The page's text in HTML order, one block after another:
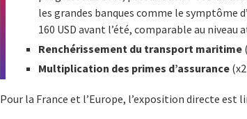
les grandes banques comme le symptôme
160 USD avant l’été, comparable au
Renchérissement du transport maritime
Multiplication des primes d’assurance
Pour la France et l’Europe, l’exposition directe est